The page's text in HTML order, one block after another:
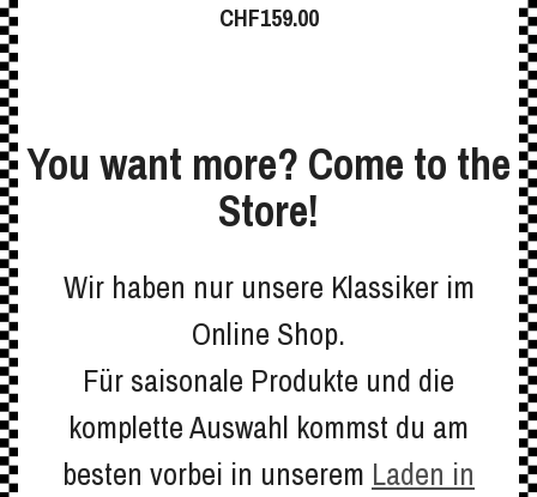
CHF159.00
You want more? Come to the
Store!
Wir haben nur unsere Klassiker im
Online Shop.
Für saisonale Produkte und die
komplette Auswahl kommst du am
besten vorbei in unserem Laden in